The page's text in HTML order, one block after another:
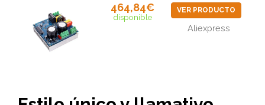
464,84€
disponible
VER PRODUCTO
Aliexpress